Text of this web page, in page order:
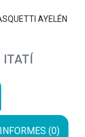
AYELÉN
ITATÍ
(0)